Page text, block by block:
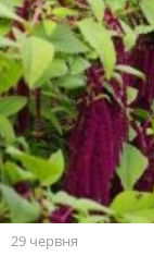
29 червня